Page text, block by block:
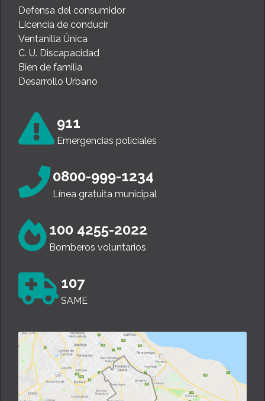
Defensa del consumidor
Licencia de conducir
Ventanilla Única
C. U. Discapacidad
Bien de familia
Desarrollo Urbano
911
Emergencias policiales
0800-999-1234
Línea gratuita municipal
100 4255-2022
Bomberos voluntarios
107
SAME